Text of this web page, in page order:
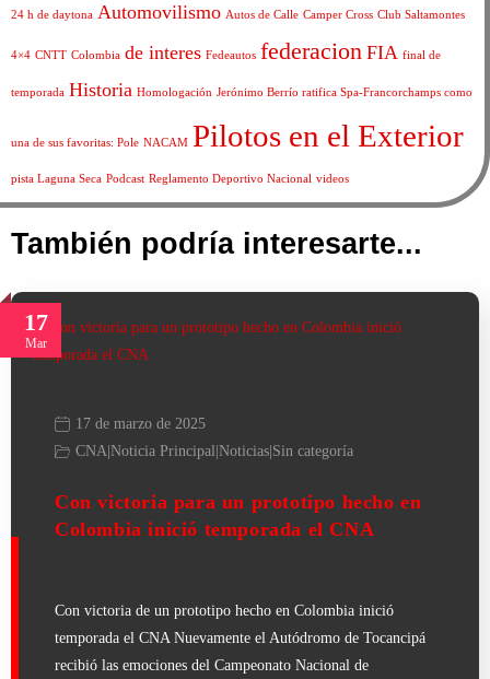
24 h de daytona Automovilismo Autos de Calle Camper Cross Club Saltamontes
4×4 CNTT Colombia de interes Fedeautos federacion FIA final de
temporada Historia Homologación Jerónimo Berrío ratifica Spa-Francorchamps como
una de sus favoritas: Pole NACAM Pilotos en el Exterior
pista Laguna Seca Podcast Reglamento Deportivo Nacional videos
También podría interesarte...
17
Mar
17 de marzo de 2025
CNA Noticia Principal Noticias Sin categoría
Con victoria para un prototipo hecho en
Colombia inició temporada el CNA
Con victoria de un prototipo hecho en Colombia inició
temporada el CNA Nuevamente el Autódromo de Tocancipá
recibió las emociones del Campeonato Nacional de